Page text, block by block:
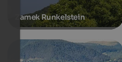
Zamek Runkelstein